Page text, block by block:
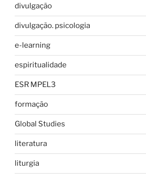
divulgação
divulgação. psicologia
e-learning
espiritualidade
ESR MPEL3
formação
Global Studies
literatura
liturgia